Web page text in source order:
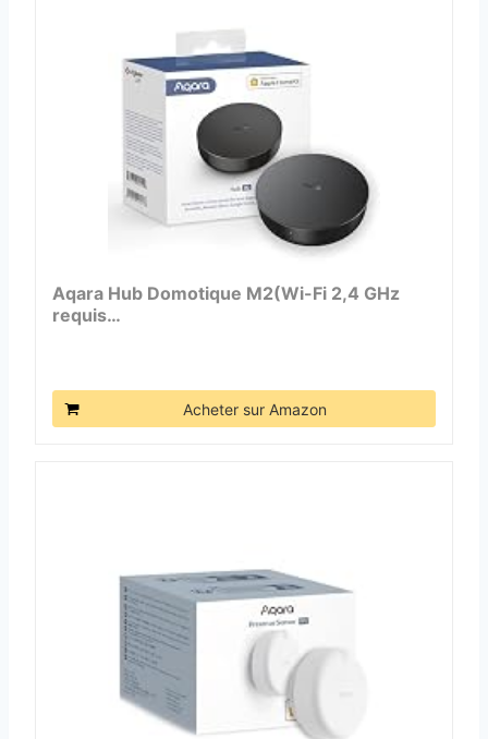
Aqara Hub Domotique M2(Wi-Fi 2,4 GHz
requis…
Acheter sur Amazon